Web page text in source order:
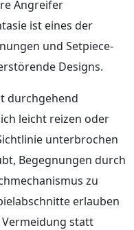
Angreifer
ist eines der
und Setpiece-
Designs.
durchgehend
leicht reizen oder
unterbrochen
Begegnungen durch
zu
erlauben
statt